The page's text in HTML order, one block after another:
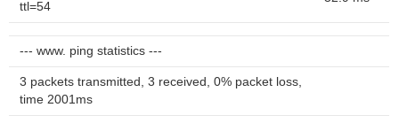
ttl=54
--- www. ping statistics ---
3 packets transmitted, 3 received, 0% packet loss,
time 2001ms